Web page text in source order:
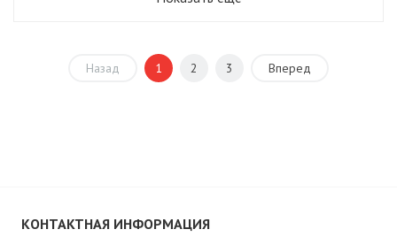
Назад 1 2 3 Вперед
КОНТАКТНАЯ ИНФОРМАЦИЯ